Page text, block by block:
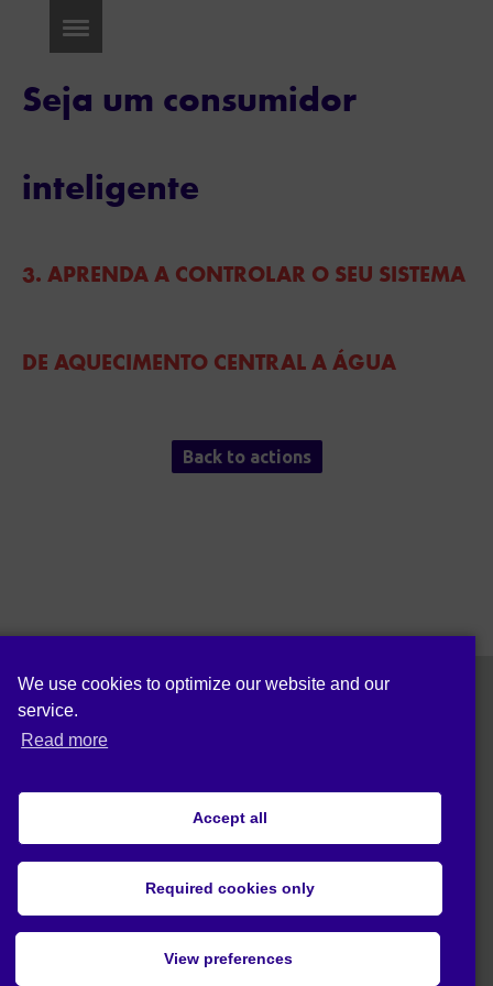
We use cookies to optimize our website and our
service.
Read more
Accept all
Required cookies only
View preferences
Seja um consumidor
inteligente
3. APRENDA A CONTROLAR O SEU SISTEMA
DE AQUECIMENTO CENTRAL A ÁGUA
Back to actions
Este projeto recebeu financiamento do
© 2020 Act4Eco. Todos os direitos reservados.